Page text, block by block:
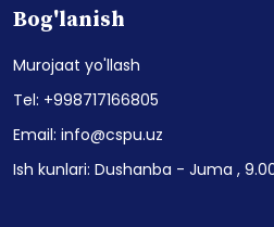
Bog'lanish
Murojaat yo'llash
Tel: +998717166805
Email: info@cspu.uz
Ish kunlari: Dushanba - Juma ,